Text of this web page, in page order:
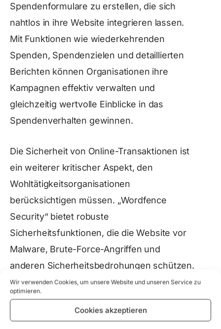
Wir verwenden Cookies, um unsere Website und unseren Service zu
optimieren.
Cookies akzeptieren
Spendenformulare zu erstellen, die sich
nahtlos in ihre Website integrieren lassen.
Mit Funktionen wie wiederkehrenden
Spenden, Spendenzielen und detaillierten
Berichten können Organisationen ihre
Kampagnen effektiv verwalten und
gleichzeitig wertvolle Einblicke in das
Spendenverhalten gewinnen.
Die Sicherheit von Online-Transaktionen ist
ein weiterer kritischer Aspekt, den
Wohltätigkeitsorganisationen
berücksichtigen müssen. „Wordfence
Security“ bietet robuste
Sicherheitsfunktionen, die die Website vor
Malware, Brute-Force-Angriffen und
anderen Sicherheitsbedrohungen schützen.
Dieses Plugin stellt sicher, dass die
sensiblen Daten der Spender sicher sind,
was wiederum das Vertrauen in die